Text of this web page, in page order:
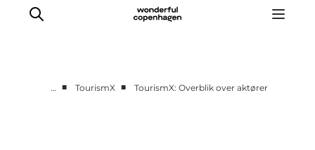
… ■ TourismX ■ TourismX: Overblik over aktører